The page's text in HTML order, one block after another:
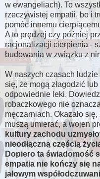
w ewangeliach). To
rzeczywistej empatii, bo i
pomóc innemu
A to prędzej czy później
racjonalizacji cierpienia -
budowania w związku z
W naszych czasach
się, że mogą złagodzić
odpowiednie leki.
robaczkowego nie
męczarniach. Okazało
muszą umierać, a wojen
kultury zachodu
nieodłączną częścią
Dopiero ta świadomość
empatia nie kończy się
jałowym